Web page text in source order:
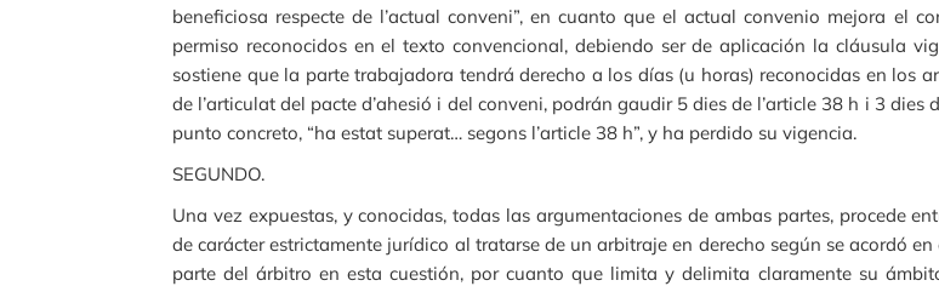
beneficiosa respecte de l’actual conveni”, en cuanto que el actual convenio mejora el
permiso reconocidos en el texto convencional, debiendo ser de aplicación la cláusula
sostiene que la parte trabajadora tendrá derecho a los días (u horas) reconocidas en los
de l’articulat del pacte d’ahesió i del conveni, podrán gaudir 5 dies de l’article 38 h i 3
punto concreto, “ha estat superat… segons l’article 38 h”, y ha perdido su vigencia.
SEGUNDO.
Una vez expuestas, y conocidas, todas las argumentaciones de ambas partes, procede
de carácter estrictamente jurídico al tratarse de un arbitraje en derecho según se acordó
parte del árbitro en esta cuestión, por cuanto que limita y delimita claramente su